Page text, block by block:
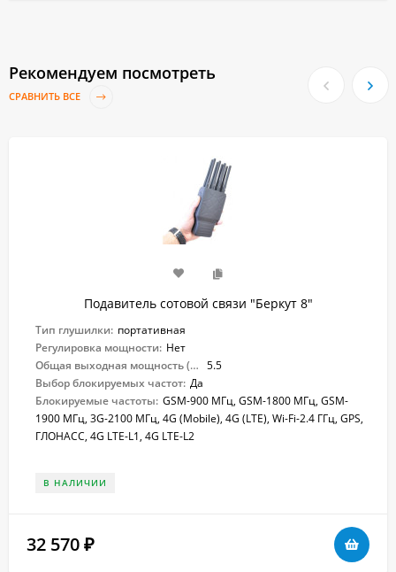
Рекомендуем посмотреть
СРАВНИТЬ ВСЕ
Подавитель сотовой связи "Беркут 8"
Тип глушилки: портативная
Регулировка мощности: Нет
Общая выходная мощность (Вт): 5.5
Выбор блокируемых частот: Да
Блокируемые частоты: GSM-900 МГц, GSM-1800 МГц, GSM-
1900 МГц, 3G-2100 МГц, 4G (Mobile), 4G (LTE), Wi-Fi-2.4 ГГц, GPS,
ГЛОНАСС, 4G LTE-L1, 4G LTE-L2
В НАЛИЧИИ
32 570 ₽